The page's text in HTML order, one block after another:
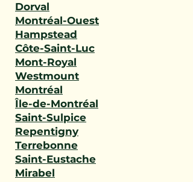
Dorval
Montréal-Ouest
Hampstead
Côte-Saint-Luc
Mont-Royal
Westmount
Montréal
Île-de-Montréal
Saint-Sulpice
Repentigny
Terrebonne
Saint-Eustache
Mirabel